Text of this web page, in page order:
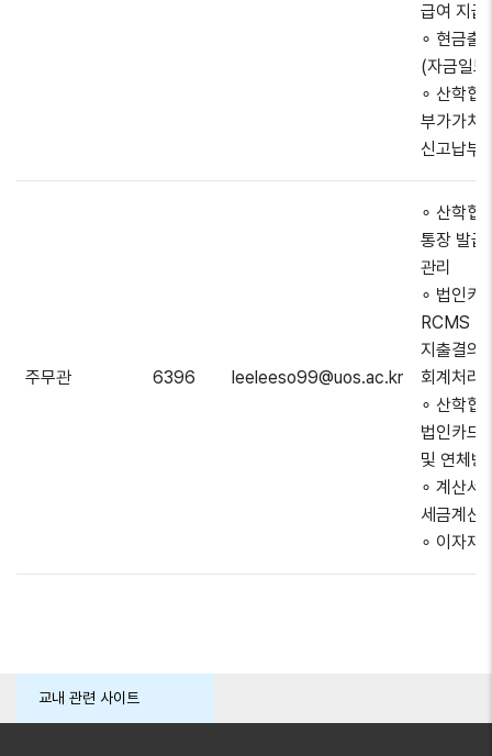
급여 지급
∘ 현금출
(자금일
∘ 산학협
부가가치
신고납부
주무관 6396 leeleeso99@uos.ac.kr
∘ 산학협
통장 발급
관리
∘ 법인카
RCMS
지출결의
회계처리
∘ 산학협
법인카드
및 연체방
∘ 계산서
세금계산
∘ 이자재
교내 관련 사이트